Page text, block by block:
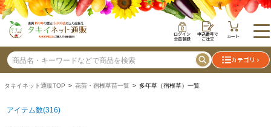
ログイン
会員登録
申込番号で
ご注文 カート
カテゴリ
タキイネット通販TOP > 花苗・宿根草苗一覧 > 多年草（宿根草）一覧
アイテム数(316)